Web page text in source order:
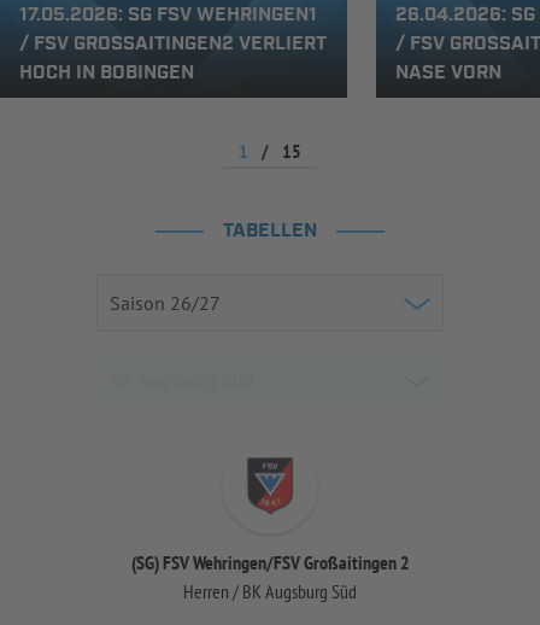
17.05.2026: SG FSV WEHRINGEN1
/ FSV GROSSAITINGEN2 VERLIERT H
OCH IN BOBINGEN
26.04.2026: SG
/ FSV
ASE VORN
1 / 15
TABELLEN
(SG) FSV Wehringen/FSV Großaitingen 2
Herren / BK Augsburg Süd